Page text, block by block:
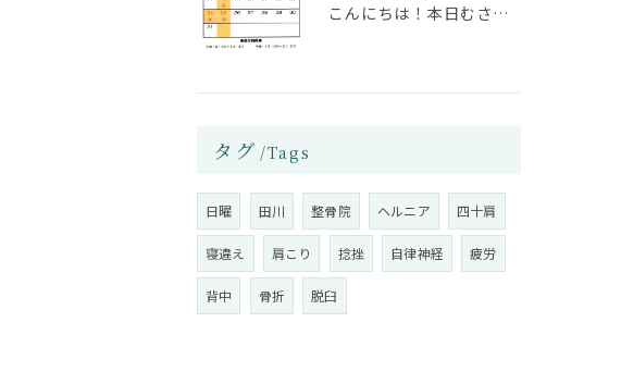
⁡こんにちは！本日むさし田川は日曜受付15時までやっておりま...
タグ Tags
日曜 田川 整骨院 ヘルニア 四十肩
寝違え 肩こり 捻挫 自律神経 疲労
背中 骨折 脱臼